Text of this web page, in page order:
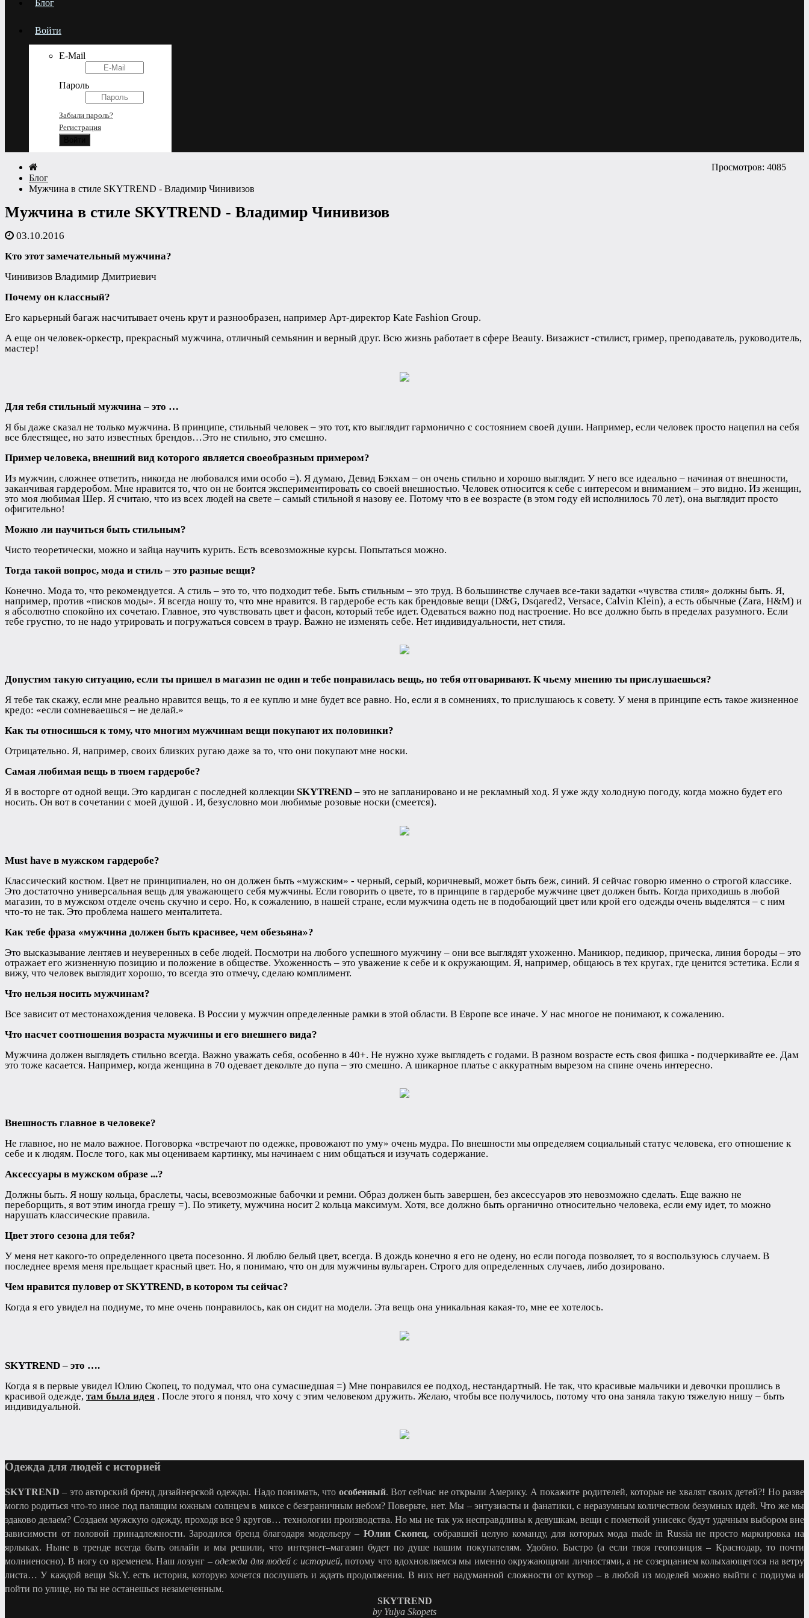
Блог
Войти
E-Mail
Пароль
Забыли пароль?
Регистрация
Просмотров: 4085
Блог
Мужчина в стиле SKYTREND - Владимир Чинивизов
Мужчина в стиле SKYTREND - Владимир Чинивизов
03.10.2016
Кто этот замечательный мужчина?
Чинивизов Владимир Дмитриевич
Почему он классный?
Его карьерный багаж насчитывает очень крут и разнообразен, например Арт-директор Kate Fashion Group.
А еще он человек-оркестр, прекрасный мужчина, отличный семьянин и верный друг. Всю жизнь работает в сфере Beauty. Визажист -стилист, гример, преподаватель, руководитель,
мастер!
Для тебя стильный мужчина – это …
Я бы даже сказал не только мужчина. В принципе, стильный человек – это тот, кто выглядит гармонично с состоянием своей души. Например, если человек просто нацепил на себя
все блестящее, но зато известных брендов…Это не стильно, это смешно.
Пример человека, внешний вид которого является своеобразным примером?
Из мужчин, сложнее ответить, никогда не любовался ими особо =). Я думаю, Девид Бэкхам – он очень стильно и хорошо выглядит. У него все идеально – начиная от внешности,
заканчивая гардеробом. Мне нравится то, что он не боится экспериментировать со своей внешностью. Человек относится к себе с интересом и вниманием – это видно. Из женщин,
это моя любимая Шер. Я считаю, что из всех людей на свете – самый стильной я назову ее. Потому что в ее возрасте (в этом году ей исполнилось 70 лет), она выглядит просто
офигительно!
Можно ли научиться быть стильным?
Чисто теоретически, можно и зайца научить курить. Есть всевозможные курсы. Попытаться можно.
Тогда такой вопрос, мода и стиль – это разные вещи?
Конечно. Мода то, что рекомендуется. А стиль – это то, что подходит тебе. Быть стильным – это труд. В большинстве случаев все-таки задатки «чувства стиля» должны быть. Я,
например, против «писков моды». Я всегда ношу то, что мне нравится. В гардеробе есть как брендовые вещи (D&G, Dsqared2, Versace, Calvin Klein), а есть обычные (Zara, H&M) и
я абсолютно спокойно их сочетаю. Главное, это чувствовать цвет и фасон, который тебе идет. Одеваться важно под настроение. Но все должно быть в пределах разумного. Если
тебе грустно, то не надо утрировать и погружаться совсем в траур. Важно не изменять себе. Нет индивидуальности, нет стиля.
Допустим такую ситуацию, если ты пришел в магазин не один и тебе понравилась вещь, но тебя отговаривают. К чьему мнению ты прислушаешься?
Я тебе так скажу, если мне реально нравится вещь, то я ее куплю и мне будет все равно. Но, если я в сомнениях, то прислушаюсь к совету. У меня в принципе есть такое жизненное
кредо: «если сомневаешься – не делай.»
Как ты относишься к тому, что многим мужчинам вещи покупают их половинки?
Отрицательно. Я, например, своих близких ругаю даже за то, что они покупают мне носки.
Самая любимая вещь в твоем гардеробе?
Я в восторге от одной вещи. Это кардиган с последней коллекции SKYTREND – это не запланировано и не рекламный ход. Я уже жду холодную погоду, когда можно будет его
носить. Он вот в сочетании с моей душой . И, безусловно мои любимые розовые носки (смеется).
Must have в мужском гардеробе?
Классический костюм. Цвет не принципиален, но он должен быть «мужским» - черный, серый, коричневый, может быть беж, синий. Я сейчас говорю именно о строгой классике.
Это достаточно универсальная вещь для уважающего себя мужчины. Если говорить о цвете, то в принципе в гардеробе мужчине цвет должен быть. Когда приходишь в любой
магазин, то в мужском отделе очень скучно и серо. Но, к сожалению, в нашей стране, если мужчина одеть не в подобающий цвет или крой его одежды очень выделятся – с ним
что-то не так. Это проблема нашего менталитета.
Как тебе фраза «мужчина должен быть красивее, чем обезьяна»?
Это высказывание лентяев и неуверенных в себе людей. Посмотри на любого успешного мужчину – они все выглядят ухоженно. Маникюр, педикюр, прическа, линия бороды – это
отражает его жизненную позицию и положение в обществе. Ухоженность – это уважение к себе и к окружающим. Я, например, общаюсь в тех кругах, где ценится эстетика. Если я
вижу, что человек выглядит хорошо, то всегда это отмечу, сделаю комплимент.
Что нельзя носить мужчинам?
Все зависит от местонахождения человека. В России у мужчин определенные рамки в этой области. В Европе все иначе. У нас многое не понимают, к сожалению.
Что насчет соотношения возраста мужчины и его внешнего вида?
Мужчина должен выглядеть стильно всегда. Важно уважать себя, особенно в 40+. Не нужно хуже выглядеть с годами. В разном возрасте есть своя фишка - подчеркивайте ее. Дам
это тоже касается. Например, когда женщина в 70 одевает декольте до пупа – это смешно. А шикарное платье с аккуратным вырезом на спине очень интересно.
Внешность главное в человеке?
Не главное, но не мало важное. Поговорка «встречают по одежке, провожают по уму» очень мудра. По внешности мы определяем социальный статус человека, его отношение к
себе и к людям. После того, как мы оцениваем картинку, мы начинаем с ним общаться и изучать содержание.
Аксессуары в мужском образе ...?
Должны быть. Я ношу кольца, браслеты, часы, всевозможные бабочки и ремни. Образ должен быть завершен, без аксессуаров это невозможно сделать. Еще важно не
переборщить, я вот этим иногда грешу =). По этикету, мужчина носит 2 кольца максимум. Хотя, все должно быть органично относительно человека, если ему идет, то можно
нарушать классические правила.
Цвет этого сезона для тебя?
У меня нет какого-то определенного цвета посезонно. Я люблю белый цвет, всегда. В дождь конечно я его не одену, но если погода позволяет, то я воспользуюсь случаем. В
последнее время меня прельщает красный цвет. Но, я понимаю, что он для мужчины вульгарен. Строго для определенных случаев, либо дозировано.
Чем нравится пуловер от SKYTREND, в котором ты сейчас?
Когда я его увидел на подиуме, то мне очень понравилось, как он сидит на модели. Эта вещь она уникальная какая-то, мне ее хотелось.
SKYTREND– это ….
Когда я в первые увидел Юлию Скопец, то подумал, что она сумасшедшая =) Мне понравился ее подход, нестандартный. Не так, что красивые мальчики и девочки прошлись в
красивой одежде, там была идея . После этого я понял, что хочу с этим человеком дружить. Желаю, чтобы все получилось, потому что она заняла такую тяжелую нишу – быть
индивидуальной.
Одежда для людей с историей
SKYTREND– это авторский бренд дизайнерской одежды. Надо понимать, что особенный. Вот сейчас не открыли Америку. А покажите родителей, которые не хвалят своих детей?! Но разве
могло родиться что-то иное под палящим южным солнцем в миксе с безграничным небом? Поверьте, нет. Мы – энтузиасты и фанатики, с неразумным количеством безумных идей. Что же мы
эдаково делаем? Создаем мужскую одежду, проходя все 9 кругов… технологии производства. Но мы не так уж несправдливы к девушкам, вещи с пометкой унисекс будут удачным выбором вне
зависимости от половой принадлежности. Зародился бренд благодаря модельеру – Юлии Скопец, собравшей целую команду, для которых мода made in Russia не просто маркировка на
ярлыках. Ныне в тренде всегда быть онлайн и мы решили, что интернет–магазин будет по душе нашим покупателям. Удобно. Быстро (а если твоя геопозиция – Краснодар, то почти
молниеносно). В ногу со временем. Наш лозунг –одежда для людей с историей, потому что вдохновляемся мы именно окружающими личностями, а не созерцанием колыхающегося на ветру
листа… У каждой вещи Sk.Y. есть история, которую хочется послушать и ждать продолжения. В них нет надуманной сложности от кутюр – в любой из моделей можно выйти с подиума и
пойти по улице, но ты не останешься незамеченным.
SKYTREND
by Yulya Skopets